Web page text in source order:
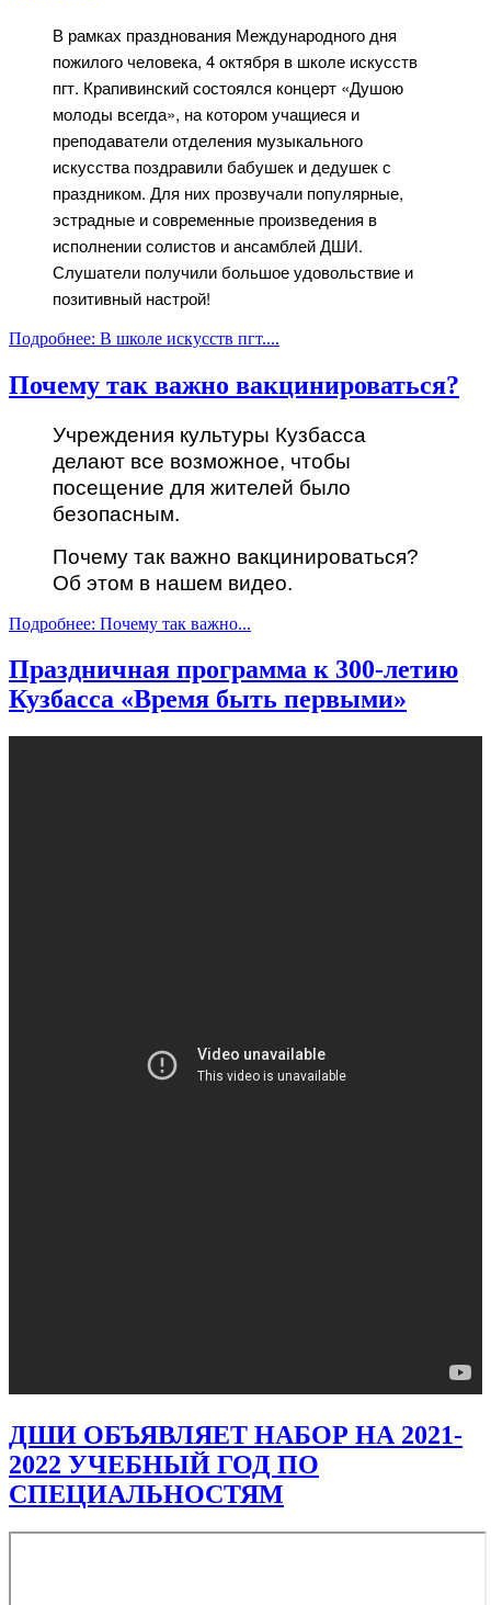
В рамках празднования Международного дня
пожилого человека, 4 октября в школе искусств
пгт. Крапивинский состоялся концерт «Душою
молоды всегда», на котором учащиеся и
преподаватели отделения музыкального
искусства поздравили бабушек и дедушек с
праздником. Для них прозвучали популярные,
эстрадные и современные произведения в
исполнении солистов и ансамблей ДШИ.
Слушатели получили большое удовольствие и
позитивный настрой!
Подробнее: В школе искусств пгт....
Почему так важно вакцинироваться?
Учреждения культуры Кузбасса
делают все возможное, чтобы
посещение для жителей было
безопасным.
Почему так важно вакцинироваться?
Об этом в нашем видео.
Подробнее: Почему так важно...
Праздничная программа к 300-летию
Кузбасса «Время быть первыми»
ДШИ ОБЪЯВЛЯЕТ НАБОР НА 2021-
2022 УЧЕБНЫЙ ГОД ПО
СПЕЦИАЛЬНОСТЯМ